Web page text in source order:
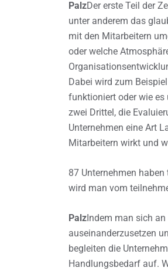
PalzDer erste Teil der
unter anderem das
mit den Mitarbeitern
oder welche
Dabei wird zum
funktioniert oder wie es
zwei Drittel, die
Unternehmen eine Art
Mitarbeitern wirkt und
87 Unternehmen
wird man vom
PalzIndem man sich
auseinanderzusetzen
begleiten die
Handlungsbedarf auf.